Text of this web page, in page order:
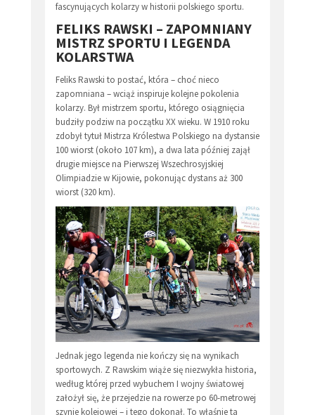
fascynujących kolarzy w historii polskiego sportu.
FELIKS RAWSKI – ZAPOMNIANY
MISTRZ SPORTU I LEGENDA
KOLARSTWA
Feliks Rawski to postać, która – choć nieco
zapomniana – wciąż inspiruje kolejne pokolenia
kolarzy. Był mistrzem sportu, którego osiągnięcia
budziły podziw na początku XX wieku. W 1910 roku
zdobył tytuł Mistrza Królestwa Polskiego na dystansie
100 wiorst (około 107 km), a dwa lata później zajął
drugie miejsce na Pierwszej Wszechrosyjskiej
Olimpiadzie w Kijowie, pokonując dystans aż 300
wiorst (320 km).
Jednak jego legenda nie kończy się na wynikach
sportowych. Z Rawskim wiąże się niezwykła historia,
według której przed wybuchem I wojny światowej
założył się, że przejedzie na rowerze po 60-metrowej
szynie kolejowej – i tego dokonał. To właśnie ta